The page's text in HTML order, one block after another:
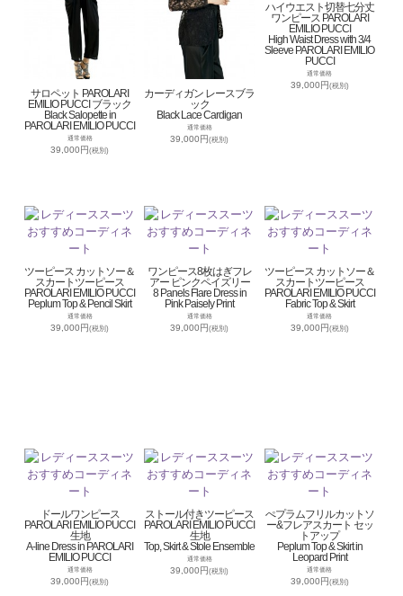
サロペット PAROLARI
EMILIO PUCCI ブラック
Black Salopette in
PAROLARI EMILIO PUCCI
通常価格
39,000円(税別)
カーディガン レースブラ
ック
Black Lace Cardigan
通常価格
39,000円(税別)
ハイウエスト切替七分丈
ワンピース PAROLARI
EMILIO PUCCI
High Waist Dress with 3/4
Sleeve PAROLARI EMILIO
PUCCI
通常価格
39,000円(税別)
ツーピース カットソー＆
スカートツーピース
PAROLARI EMILIO PUCCI
Peplum Top & Pencil Skirt
通常価格
39,000円(税別)
ワンピース8枚はぎフレ
アー ピンクペイズリー
8 Panels Flare Dress in
Pink Paisely Print
通常価格
39,000円(税別)
ツーピース カットソー＆
スカートツーピース
PAROLARI EMILIO PUCCI
Fabric Top & Skirt
通常価格
39,000円(税別)
ドールワンピース
PAROLARI EMILIO PUCCI
生地
A-line Dress in PAROLARI
EMILIO PUCCI
通常価格
39,000円(税別)
ストール付きツーピース
PAROLARI EMILIO PUCCI
生地
Top, Skirt & Stole Ensemble
通常価格
39,000円(税別)
ぺプラムフリルカットソ
ー&フレアスカート セッ
トアップ
Peplum Top & Skirt in
Leopard Print
通常価格
39,000円(税別)